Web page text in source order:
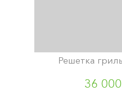
Решетка
36